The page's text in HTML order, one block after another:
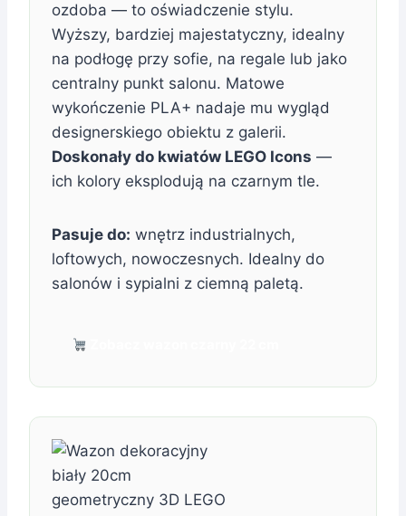
ozdoba — to oświadczenie stylu.
Wyższy, bardziej majestatyczny, idealny
na podłogę przy sofie, na regale lub jako
centralny punkt salonu. Matowe
wykończenie PLA+ nadaje mu wygląd
designerskiego obiektu z galerii.
Doskonały do kwiatów LEGO Icons —
ich kolory eksplodują na czarnym tle.
Pasuje do: wnętrz industrialnych,
loftowych, nowoczesnych. Idealny do
salonów i sypialni z ciemną paletą.